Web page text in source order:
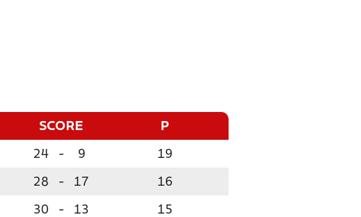
SCORE P
24 - 9 19
28 - 17 16
30 - 13 15